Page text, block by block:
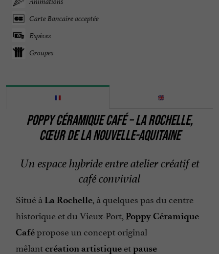
Carte Bancaire acceptée
Espèces
Groupes
POPPY CÉRAMIQUE CAFÉ – LA ROCHELLE,
CŒUR DE LA NOUVELLE-AQUITAINE
Un espace hybride entre atelier créatif et
café convivial
Situé à La Rochelle, à quelques pas du centre
historique et du Vieux-Port, Poppy Céramique
Cafépropose un concept original
mêlantcréation artistique etpause